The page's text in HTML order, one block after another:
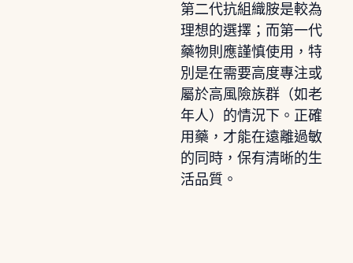
第二代抗組織胺是較為
理想的選擇；而第一代
藥物則應謹慎使用，特
別是在需要高度專注或
屬於高風險族群（如老
年人）的情況下。正確
用藥，才能在遠離過敏
的同時，保有清晰的生
活品質。